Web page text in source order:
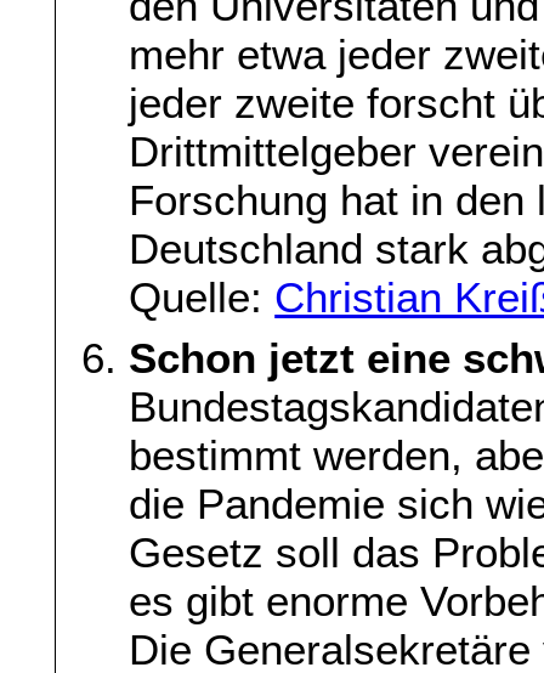
mehr etwa jeder
jeder zweite forscht
Drittmittelgeber
Forschung hat in
Deutschland stark
Quelle: Christian
Schon jetzt eine
bestimmt werden,
die Pandemie sich
Gesetz soll das
es gibt enorme
Die